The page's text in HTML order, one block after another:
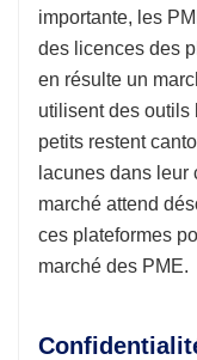
importante, les
des licences des
en résulte un
utilisent des outils
petits restent
lacunes dans
marché attend
ces plateformes
marché des PME.